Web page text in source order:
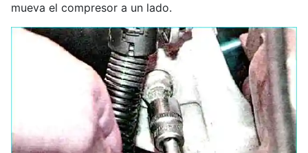
mueva el compresor a un lado.